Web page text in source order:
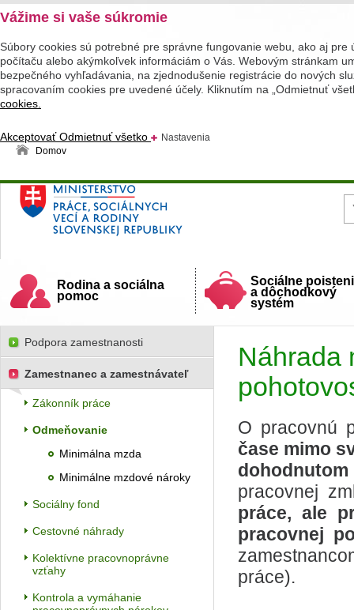
Vážime si vaše súkromie
Súbory cookies sú potrebné pre správne fungovanie webu, ako aj
počítaču alebo akýmkoľvek informáciám o Vás. Webovým stránkam
bezpečného vyhľadávania, na zjednodušenie registrácie do nových
spracovaním cookies pre uvedené účely. Kliknutím na „Odmietnuť
cookies.
AkceptovaťOdmietnuť všetko
Nastavenia
Domov
Ministerstvo práce, sociálnych vecí a rodiny
Slovenskej republiky
Rodina a sociálna
pomoc
Sociálne
a dôchodkový
systém
Náhrada
O pracovnú
čase mimo
pracovnej
práce, ale
pracovnej
práce).
Podpora zamestnanosti
Zamestnanec a zamestnávateľ
Zákonník práce
Odmeňovanie
Minimálna mzda
Minimálne mzdové nároky
Sociálny fond
Cestovné náhrady
Kolektívne pracovnoprávne
vzťahy
Kontrola a vymáhanie